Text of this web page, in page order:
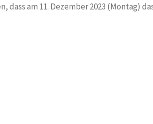
am 11. Dezember 2023 (Montag)